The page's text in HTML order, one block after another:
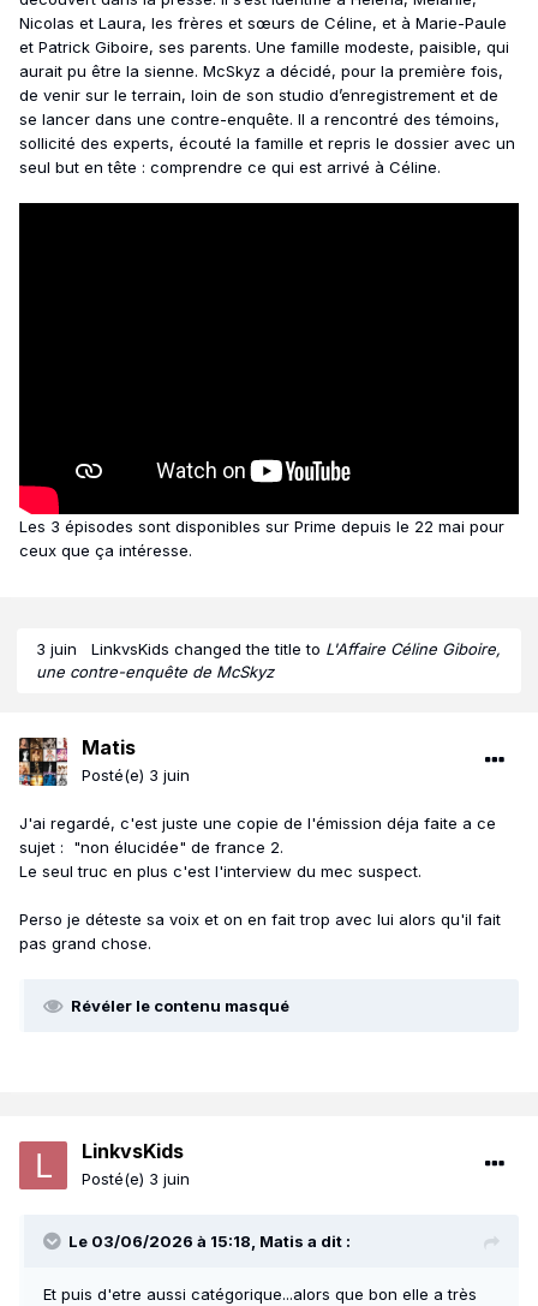
Nicolas et Laura, les frères et sœurs de Céline, et à Marie-Paule
et Patrick Giboire, ses parents. Une famille modeste, paisible, qui
aurait pu être la sienne. McSkyz a décidé, pour la première fois,
de venir sur le terrain, loin de son studio d’enregistrement et de
se lancer dans une contre-enquête. Il a rencontré des témoins,
sollicité des experts, écouté la famille et repris le dossier avec un
seul but en tête : comprendre ce qui est arrivé à Céline.
Les 3 épisodes sont disponibles sur Prime depuis le 22 mai pour
ceux que ça intéresse.
3 juin LinkvsKids changed the title to L'Affaire Céline Giboire,
une contre-enquête de McSkyz
Matis
Posté(e) 3 juin
J'ai regardé, c'est juste une copie de l'émission déja faite a ce
sujet :
"non élucidée" de france 2.
Le seul truc en plus c'est l'interview du mec suspect.
Perso je déteste sa voix et on en fait trop avec lui alors qu'il fait
pas grand chose.
Révéler le contenu masqué
LinkvsKids
Posté(e) 3 juin
Le 03/06/2026 à 15:18, Matis a dit :
Et puis d'etre aussi catégorique...alors que bon elle a très